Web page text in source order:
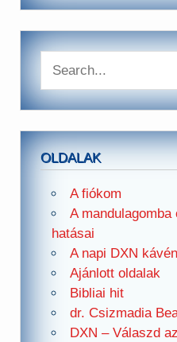
OLDALAK
A fiókom
A
hatásai
A napi DXN
Ajánlott oldalak
Bibliai hit
dr. Csizmadia
DXN – Válaszd